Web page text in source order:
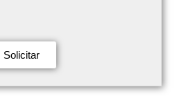
Solicitar